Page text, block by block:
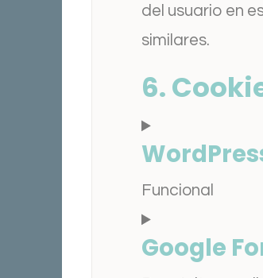
del usuario en
similares.
6.
Funcional
Consent
to
Google